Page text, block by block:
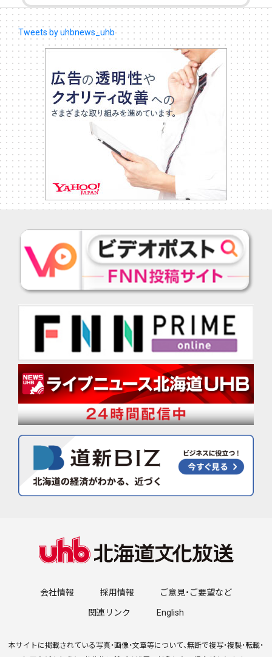
Tweets by uhbnews_uhb
会社情報 採用情報 ご意見・ご要望など
関連リンク English
本サイトに掲載されている写真・画像・文章等について、無断で複写・複製・転載・